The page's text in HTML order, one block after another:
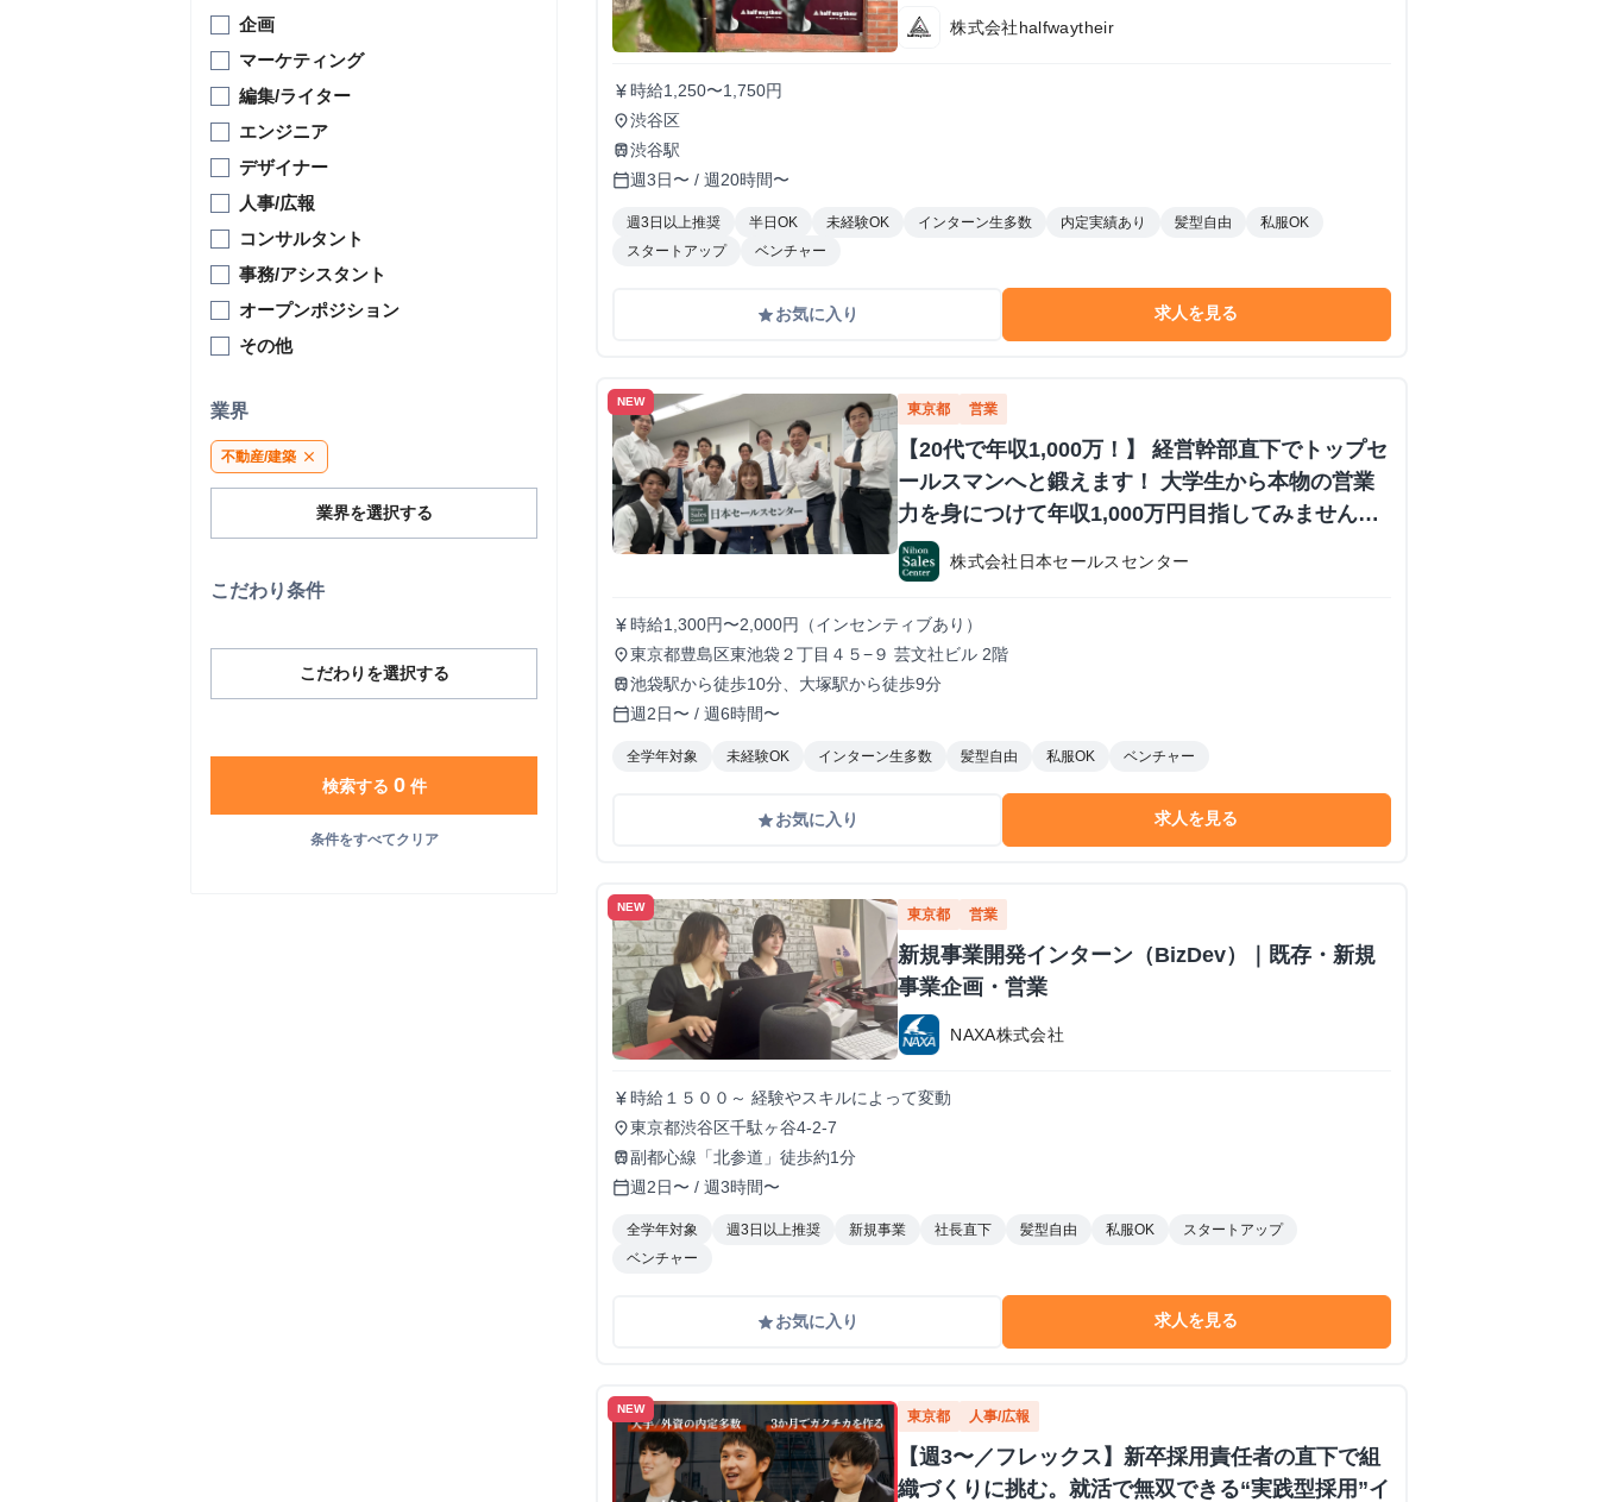
企画
マーケティング
編集/ライター
エンジニア
デザイナー
人事/広報
コンサルタント
事務/アシスタント
オープンポジション
その他
業界
不動産/建築 close
業界を選択する
こだわり条件
こだわりを選択する
検索する 0件
条件をすべてクリア
株式会社halfwaytheir
currency_yen時給1,250〜1,750円
place渋谷区
train渋谷駅
calendar_today週3日〜 / 週20時間〜
週3日以上推奨 半日OK 未経験OK インターン生多数 内定実績あり 髪型自由
私服OK
スタートアップ
ベンチャー
gradeお気に入り 求人を見る
NEW 東京都 営業
【20代で年収1,000万！】 経営幹部直下でトップセ
ールスマンへと鍛えます！ 大学生から本物の営業
力を身につけて年収1,000万円目指してみません
か？ ※当社直結内定あり #学歴不問 #未経験可
#1.2年生可 - 株式会社日本セールスセンターの長
期・有給インターンシップ
株式会社日本セールスセンター
currency_yen時給1,300円〜2,000円（インセンティブあり）
place東京都豊島区東池袋２丁目４５−９ 芸文社ビル 2階
train池袋駅から徒歩10分、大塚駅から徒歩9分
calendar_today週2日〜 / 週6時間〜
全学年対象 未経験OK インターン生多数 髪型自由 私服OK ベンチャー
gradeお気に入り 求人を見る
NEW 東京都 営業
新規事業開発インターン（BizDev）｜既存・新規
事業企画・営業
NAXA株式会社
currency_yen時給１５００～ 経験やスキルによって変動
place東京都渋谷区千駄ヶ谷4-2-7
train副都心線「北参道」徒歩約1分
calendar_today週2日〜 / 週3時間〜
全学年対象 週3日以上推奨 新規事業 社長直下 髪型自由 私服OK
スタートアップ
ベンチャー
gradeお気に入り 求人を見る
NEW 東京都 人事/広報
【週3〜／フレックス】新卒採用責任者の直下で組
織づくりに挑む。就活で無双できる“実践型採用”イ